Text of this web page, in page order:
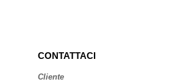
CONTATTACI
Cliente